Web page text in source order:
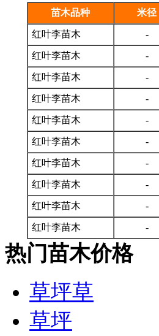
苗木品种 米径
红叶李苗木 -
红叶李苗木 -
红叶李苗木 -
红叶李苗木 -
红叶李苗木 -
红叶李苗木 -
红叶李苗木 -
红叶李苗木 -
红叶李苗木 -
红叶李苗木 -
热门苗木价格
草坪草
草坪